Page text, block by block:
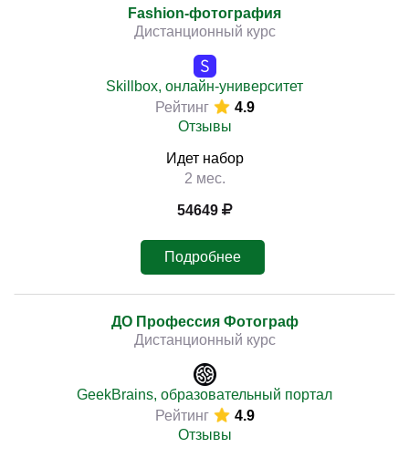
Fashion-фотография
Дистанционный курс
Skillbox, онлайн-университет
Рейтинг
4.9
Отзывы
Идет набор
2 мес.
54649
Подробнее
ДО Профессия Фотограф
Дистанционный курс
GeekBrains, образовательный портал
Рейтинг
4.9
Отзывы